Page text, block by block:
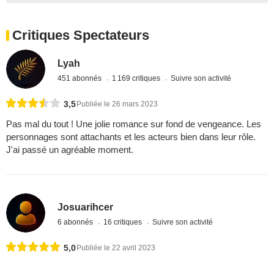
Critiques Spectateurs
Lyah
451 abonnés 1 169 critiques Suivre son activité
3,5Publiée le 26 mars 2023
Pas mal du tout ! Une jolie romance sur fond de vengeance. Les
personnages sont attachants et les acteurs bien dans leur rôle.
J'ai passé un agréable moment.
Josuarihcer
6 abonnés 16 critiques Suivre son activité
5,0 Publiée le 22 avril 2023